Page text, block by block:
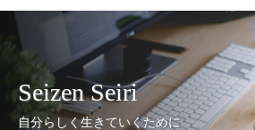
Seizen Seiri
自分らしく生きていくために